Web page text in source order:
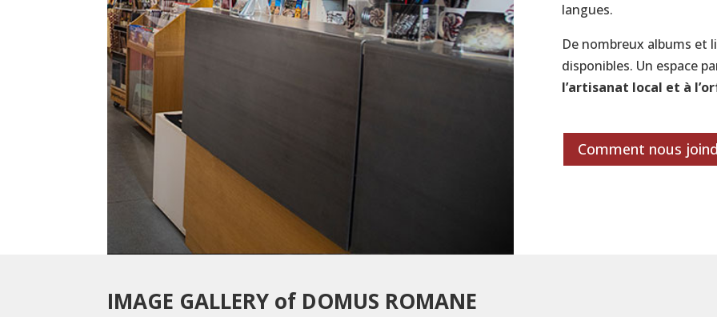
langues.
De nombreux albums et
disponibles. Un espace
l’artisanat local et à
Comment nous
IMAGE GALLERY of DOMUS ROMANE